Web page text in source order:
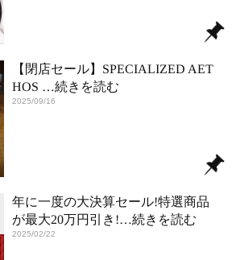
【閉店セール】SPECIALIZED AET
HOS …続きを読む
2025/09/16
年に一度の大決算セール!特選商品
が最大20万円引き!…続きを読む
2025/02/22